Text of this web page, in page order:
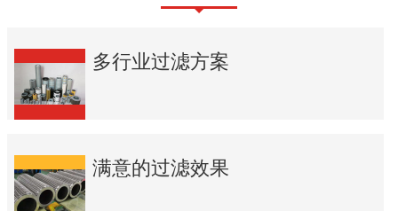
多行业过滤方案
满意的过滤效果